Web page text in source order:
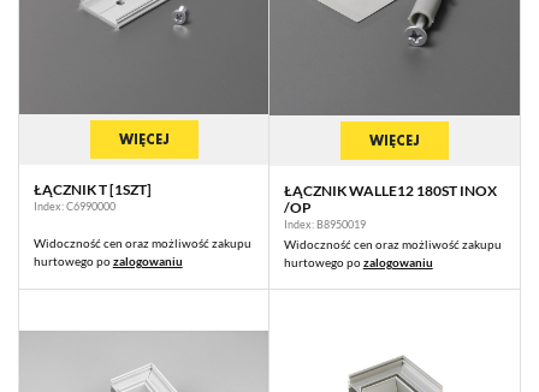
WIĘCEJ
ŁĄCZNIK T [1SZT]
Index: C6990000
Widoczność cen oraz możliwość zakupu
hurtowego pozalogowaniu
WIĘCEJ
ŁĄCZNIK WALLE12 180ST INOX
/OP
Index: B8950019
Widoczność cen oraz możliwość zakupu
hurtowego pozalogowaniu